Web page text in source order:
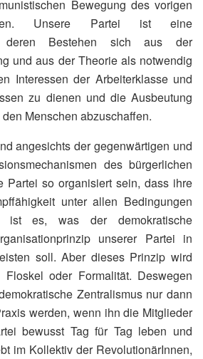
Bewegung des vorigen
Unsere Partei ist eine
deren Bestehen sich aus der
und aus der Theorie als notwendig
Interessen der Arbeiterklasse und
zu dienen und die Ausbeutung
Menschen abzuschaffen.
angesichts der gegenwärtigen und
des bürgerlichen
Partei so organisiert sein, dass ihre
unter allen Bedingungen
ist es, was der demokratische
unserer Partei in
soll. Aber dieses Prinzip wird
oder Formalität. Deswegen
Zentralismus nur dann
werden, wenn ihn die Mitglieder
bewusst Tag für Tag leben und
im Kollektiv der RevolutionärInnen,